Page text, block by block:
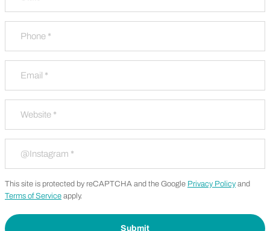
This site is protected by reCAPTCHA and the Google Privacy Policy and
Terms of Service apply.